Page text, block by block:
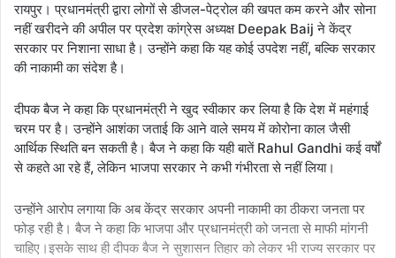
रायपुर। प्रधानमंत्री द्वारा लोगों से डीजल-पेट्रोल की खपत कम करने और सोना
नहीं खरीदने की अपील पर प्रदेश कांग्रेस अध्यक्ष Deepak Baij ने केंद्र
सरकार पर निशाना साधा है। उन्होंने कहा कि यह कोई उपदेश नहीं, बल्कि सरकार
की नाकामी का संदेश है।
दीपक बैज ने कहा कि प्रधानमंत्री ने खुद स्वीकार कर लिया है कि देश में महंगाई
चरम पर है। उन्होंने आशंका जताई कि आने वाले समय में कोरोना काल जैसी
आर्थिक स्थिति बन सकती है। बैज ने कहा कि यही बातें Rahul Gandhi कई वर्षों
से कहते आ रहे हैं, लेकिन भाजपा सरकार ने कभी गंभीरता से नहीं लिया।
उन्होंने आरोप लगाया कि अब केंद्र सरकार अपनी नाकामी का ठीकरा जनता पर
फोड़ रही है। बैज ने कहा कि भाजपा और प्रधानमंत्री को जनता से माफी मांगनी
चाहिए।इसके साथ ही दीपक बैज ने सुशासन तिहार को लेकर भी राज्य सरकार पर